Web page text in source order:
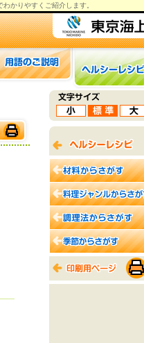
かりやすくご紹介します。